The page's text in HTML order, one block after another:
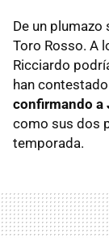
De un plumazo
Toro Rosso. A
Ricciardo
han
confirmando a
como sus dos
temporada.